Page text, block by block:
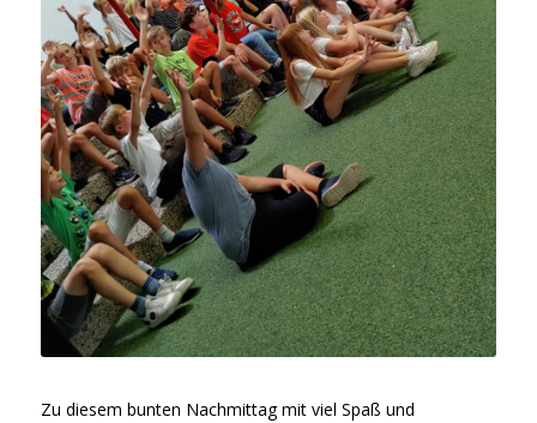
Zu diesem bunten Nachmittag mit viel Spaß und